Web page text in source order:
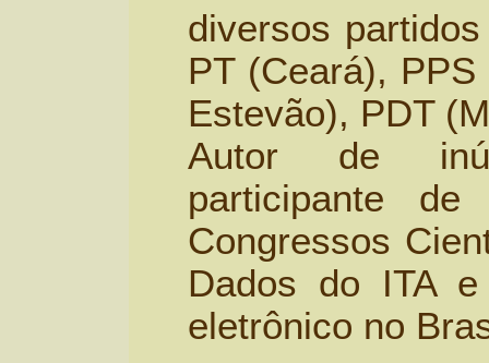
diversos
PT (Ceará),
Estevão), PDT
Autor de
participante
Congressos
Dados do ITA
eletrônico no